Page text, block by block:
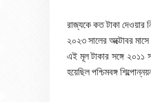
রাজ্যকে কত টাকা দেওয়ার
২০২৩ সালের অক্টোবর মাসে
এই মূল টাকার সঙ্গে ২০১১
হয়েছিল পশ্চিমবঙ্গ